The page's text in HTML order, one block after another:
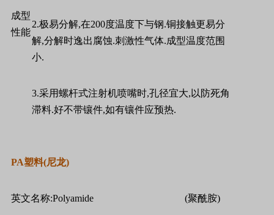
成型
性能
2.极易分解,在200度温度下与钢.铜接触更易分
解,分解时逸出腐蚀.刺激性气体.成型温度范围
小.
3.采用螺杆式注射机喷嘴时,孔径宜大, 以防死角
滞料.好不带镶件,如有镶件应预热.
PA塑料(尼龙)
英文名称:Polyamide (聚酰胺)